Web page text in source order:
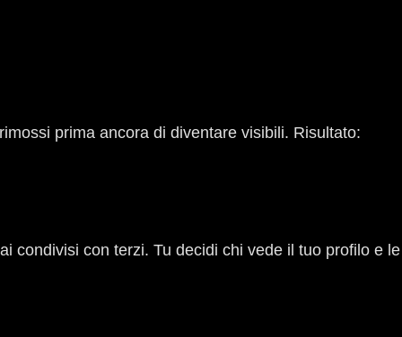
prima ancora di diventare visibili. Risultato:
condivisi con terzi. Tu decidi chi vede il tuo profilo e le